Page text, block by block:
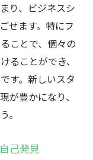
り、ビジネスシ
せます。特にフ
ことで、個々の
ることができ、
す。新しいスタ
が豊かになり、
。
己発見